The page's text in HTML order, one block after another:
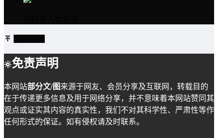
免责声明
本网站部分文/图来源于网友、会员分享及互联网，转载目的
在于传递更多信息及用于网络分享，并不意味着本网站赞同其
观点或证实其内容的真实性，我们不对其科学性、严肃性等作
任何形式的保证。如有侵权请及时联系。